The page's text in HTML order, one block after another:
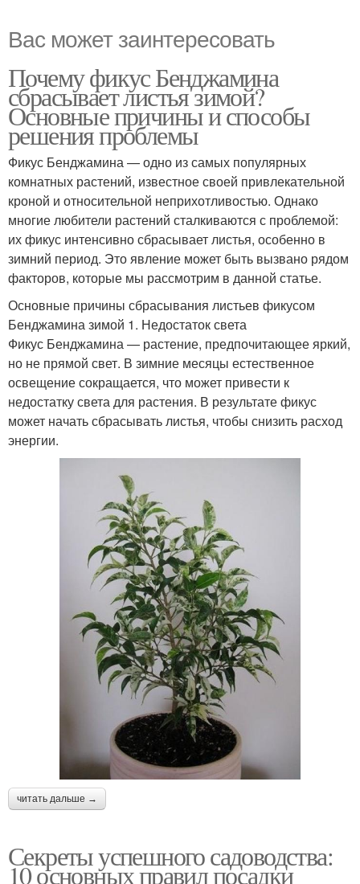
Вас может заинтересовать
Почему фикус Бенджамина
сбрасывает листья зимой?
Основные причины и способы
решения проблемы
Фикус Бенджамина — одно из самых популярных
комнатных растений, известное своей привлекательной
кроной и относительной неприхотливостью. Однако
многие любители растений сталкиваются с проблемой:
их фикус интенсивно сбрасывает листья, особенно в
зимний период. Это явление может быть вызвано рядом
факторов, которые мы рассмотрим в данной статье.
Основные причины сбрасывания листьев фикусом
Бенджамина зимой 1. Недостаток света
Фикус Бенджамина — растение, предпочитающее яркий,
но не прямой свет. В зимние месяцы естественное
освещение сокращается, что может привести к
недостатку света для растения. В результате фикус
может начать сбрасывать листья, чтобы снизить расход
энергии.
читать дальше →
Секреты успешного садоводства:
10 основных правил посадки